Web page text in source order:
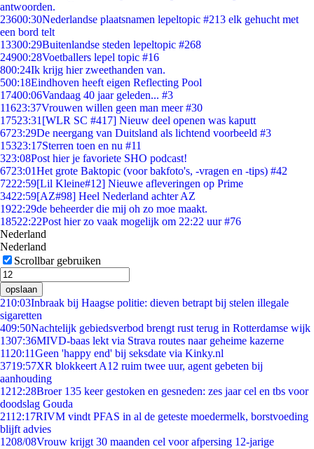
antwoorden.
23600:30Nederlandse plaatsnamen lepeltopic #213 elk gehucht met
een bord telt
13300:29Buitenlandse steden lepeltopic #268
24900:28Voetballers lepel topic #16
800:24Ik krijg hier zweethanden van.
500:18Eindhoven heeft eigen Reflecting Pool
17400:06Vandaag 40 jaar geleden... #3
11623:37Vrouwen willen geen man meer #30
17523:31 [WLR SC #417] Nieuw deel openen was kaputt
6723:29De neergang van Duitsland als lichtend voorbeeld #3
15323:17Sterren toen en nu #11
323:08Post hier je favoriete SHO podcast!
6723:01Het grote Baktopic (voor bakfoto's, -vragen en -tips) #42
7222:59[Lil Kleine#12] Nieuwe afleveringen op Prime
3422:59[AZ#98] Heel Nederland achter AZ
1922:29de beheerder die mij oh zo moe maakt.
18522:22Post hier zo vaak mogelijk om 22:22 uur #76
Nederland
Nederland
Scrollbar gebruiken
opslaan
210:03Inbraak bij Haagse politie: dieven betrapt bij stelen illegale
sigaretten
409:50Nachtelijk gebiedsverbod brengt rust terug in Rotterdamse wijk
1307:36MIVD-baas lekt via Strava routes naar geheime kazerne
11 20:11Geen 'happy end' bij seksdate via Kinky.nl
3719:57XR blokkeert A12 ruim twee uur, agent gebeten bij
aanhouding
1212:28Broer 135 keer gestoken en gesneden: zes jaar cel en tbs voor
doodslag Gouda
2112:17RIVM vindt PFAS in al de geteste moedermelk, borstvoeding
blijft advies
1208/08Vrouw krijgt 30 maanden cel voor afpersing 12-jarige